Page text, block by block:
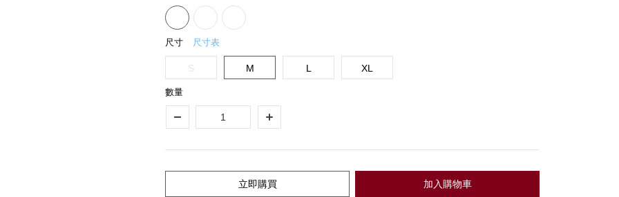
尺寸 尺寸表
S M L XL
數量
加入購物車
立即購買